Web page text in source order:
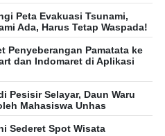
Peta Evakuasi Tsunami,
Ada, Harus Tetap Waspada!
Penyeberangan Pamatata ke
dan Indomaret di Aplikasi
Pesisir Selayar, Daun Waru
Mahasiswa Unhas
Sederet Spot Wisata